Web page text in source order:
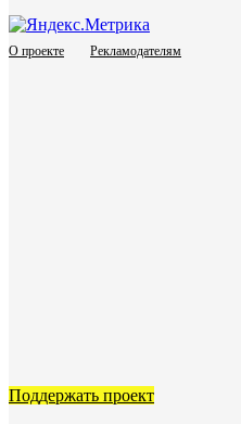
О проекте Рекламодателям
Поддержать проект